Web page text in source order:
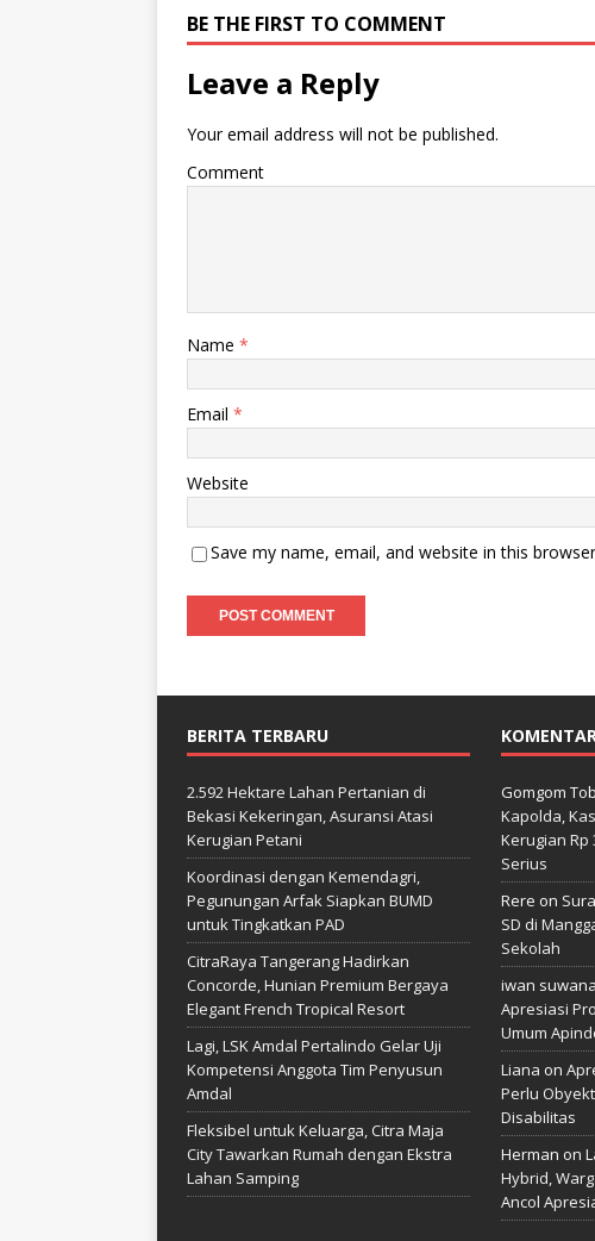
BE THE FIRST TO COMMENT
Leave a Reply
Your email address will not be published.
Comment
Name *
Email *
Website
Save my name, email, and website in this
BERITA TERBARU
2.592 Hektare Lahan Pertanian di
Bekasi Kekeringan, Asuransi Atasi
Kerugian Petani
Koordinasi dengan Kemendagri,
Pegunungan Arfak Siapkan BUMD
untuk Tingkatkan PAD
CitraRaya Tangerang Hadirkan
Concorde, Hunian Premium Bergaya
Elegant French Tropical Resort
Lagi, LSK Amdal Pertalindo Gelar Uji
Kompetensi Anggota Tim Penyusun
Amdal
Fleksibel untuk Keluarga, Citra Maja
City Tawarkan Rumah dengan Ekstra
Lahan Samping
Gomgom
Kapolda,
Kerugian Rp
Serius
Rere on
SD di
Sekolah
iwan suwana
Apresiasi
Umum
Liana on
Perlu
Disabilitas
Herman on
Hybrid,
Ancol